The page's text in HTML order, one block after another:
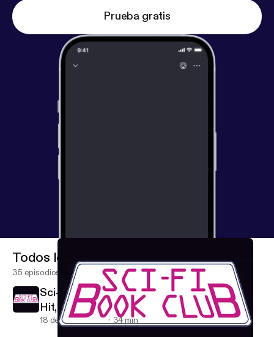
Prueba gratis
Todos los episodios
35 episodios
Sci-Fi Book Club Podcast Mini Ep #7: Split,
Hit, Tilt
18 de oct de 2017 34 min